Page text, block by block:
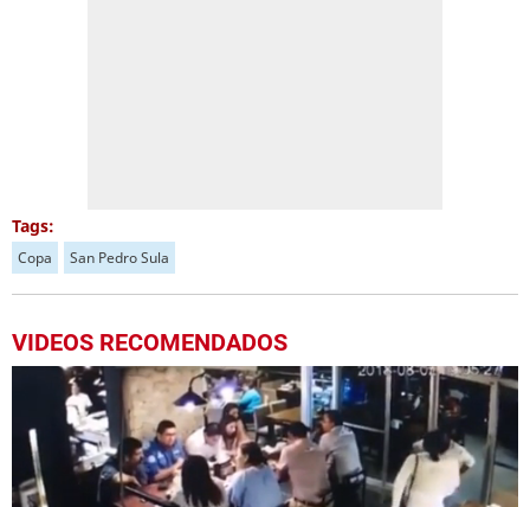
Tags:
Copa San Pedro Sula
VIDEOS RECOMENDADOS